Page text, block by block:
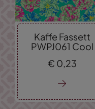
Kaffe Fassett
PWPJ061 Cool
€ 0, 23